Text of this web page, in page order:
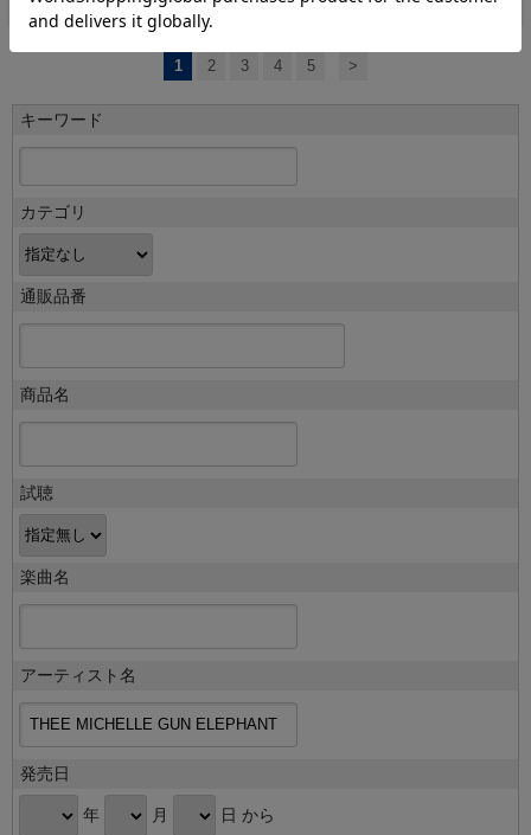
1 2 3 4 5 >
キーワード
カテゴリ
通販品番
商品名
試聴
楽曲名
アーティスト名
発売日
年 月 日 から